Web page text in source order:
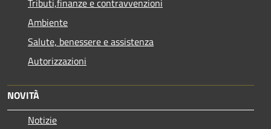
Tributi,finanze e contravvenzioni
Ambiente
Salute, benessere e assistenza
Autorizzazioni
NOVITÀ
Notizie